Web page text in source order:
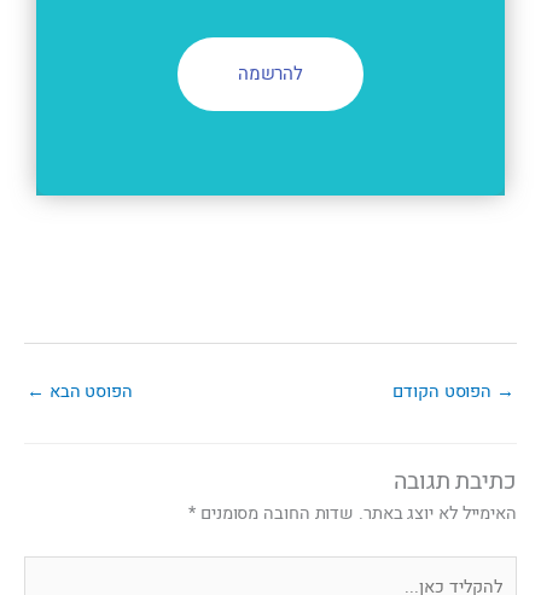
להרשמה
→ הפוסט הקודם הפוסט הבא ←
כתיבת תגובה
האימייל לא יוצג באתר. שדות החובה מסומנים *